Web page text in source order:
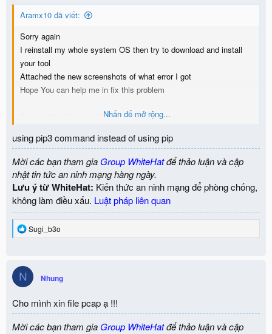
Aramx10 đã viết:
Sorry again
I reinstall my whole system OS then try to download and install
your tool
Attached the new screenshots of what error I got
Hope You can help me in fix this problem
Screen 98 + 99 are following the same one of code pip install dpkt
pyshark
Screen 102 is the output of running python networkframework.py
Nhấn để mở rộng...
using pip3 command instead of using pip
Mời các bạn tham gia Group WhiteHatđể thảo luận và cập
nhật tin tức an ninh mạng hàng ngày.
Lưu ý từ WhiteHat: Kiến thức an ninh mạng để phòng chống,
không làm điều xấu. Luật pháp liên quan
R
t
o
s
:
Sugi_b3o
N Nhung
Cho mình xin file pcap ạ !!!
Mời các bạn tham gia Group WhiteHatđể thảo luận và cập